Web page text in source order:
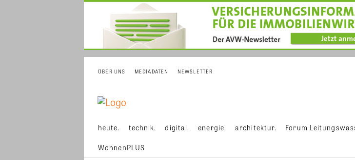
ÜBER UNS MEDIADATEN NEWSLETTER
heute. technik. digital. energie. architektur. Forum
WohnenPLUS